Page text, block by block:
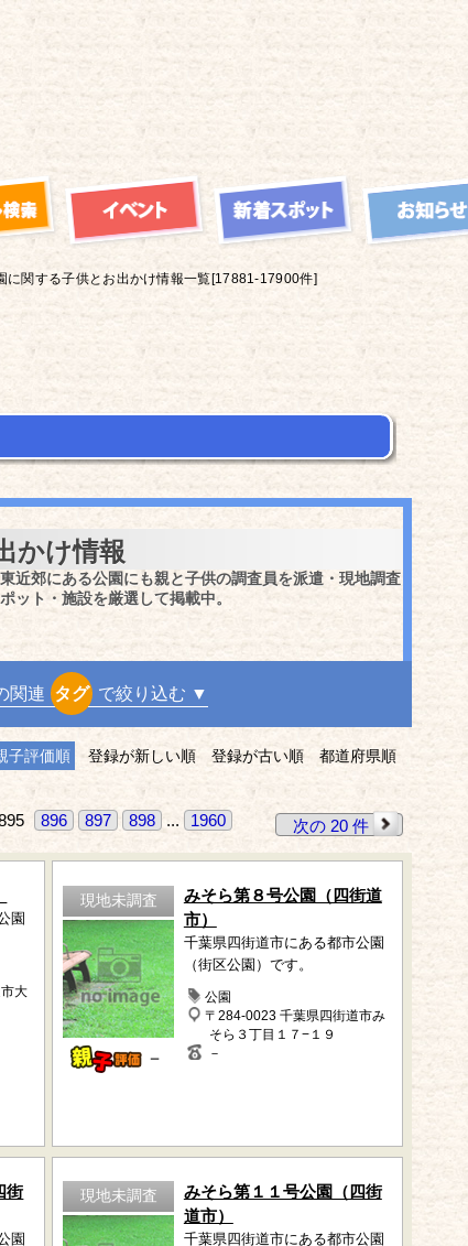
に関する子供とお出かけ情報一覧[17881-17900件]
かけ情報
近郊にある公園にも親と子供の調査員を派遣・現地調査
ット・施設を厳選して掲載中。
関連 タグ で絞り込む ▼
子評価順 登録が新しい順 登録が古い順 都道府県順
896 897 898 ... 1960 次の 20 件
園
大
現地未調査
－
みそら第８号公園（四街道
市）
千葉県四街道市にある都市公園
（街区公園）です。
公園
〒284-0023 千葉県四街道市み
そら３丁目１７−１９
－
街
園
現地未調査
みそら第１１号公園（四街
道市）
千葉県四街道市にある都市公園